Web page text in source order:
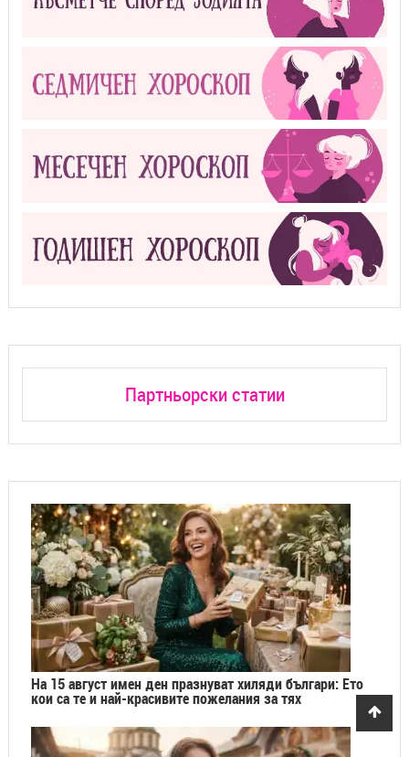
Партньорски статии
На 15 август имен ден празнуват хиляди българи: Ето
кои са те и най-красивите пожелания за тях